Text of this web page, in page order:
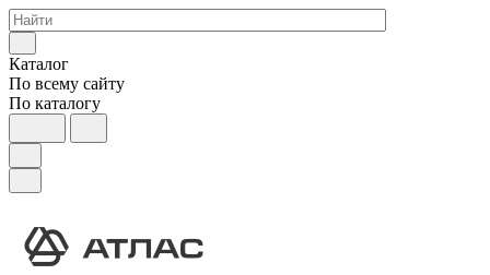
Каталог
По всему сайту
По каталогу